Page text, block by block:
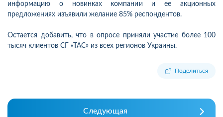
информацию о новинках компании и ее акционных
предложениях изъявили желание 85% респондентов.
Остается добавить, что в опросе приняли участие более 100
тысяч клиентов СГ «ТАС» из всех регионов Украины.
Поделиться
Следующая